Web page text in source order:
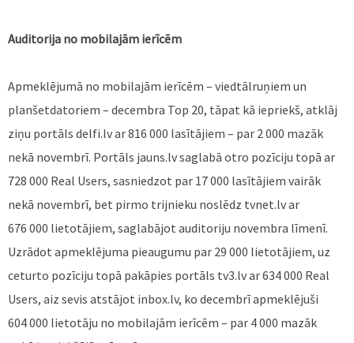
Auditorija no mobilajām ierīcēm
Apmeklējumā no mobilajām ierīcēm – viedtālruņiem un
planšetdatoriem – decembra Top 20, tāpat kā iepriekš, atklāj
ziņu portāls delfi.lv ar 816 000 lasītājiem – par 2 000 mazāk
nekā novembrī. Portāls jauns.lv saglabā otro pozīciju topā ar
728 000 Real Users, sasniedzot par 17 000 lasītājiem vairāk
nekā novembrī, bet pirmo trijnieku noslēdz tvnet.lv ar
676 000 lietotājiem, saglabājot auditoriju novembra līmenī.
Uzrādot apmeklējuma pieaugumu par 29 000 lietotājiem, uz
ceturto pozīciju topā pakāpies portāls tv3.lv ar 634 000 Real
Users, aiz sevis atstājot inbox.lv, ko decembrī apmeklējuši
604 000 lietotāju no mobilajām ierīcēm – par 4 000 mazāk